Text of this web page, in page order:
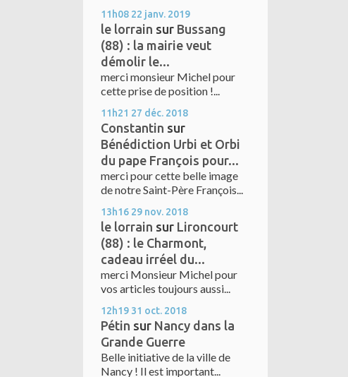
11h08 22 janv. 2019
le lorrain sur Bussang
(88) : la mairie veut
démolir le...
merci monsieur Michel pour
cette prise de position !...
11h21 27 déc. 2018
Constantin sur
Bénédiction Urbi et Orbi
du pape François pour...
merci pour cette belle image
de notre Saint-Père François...
13h16 29 nov. 2018
le lorrain sur Lironcourt
(88) : le Charmont,
cadeau irréel du...
merci Monsieur Michel pour
vos articles toujours aussi...
12h19 31 oct. 2018
Pétin sur Nancy dans la
Grande Guerre
Belle initiative de la ville de
Nancy ! Il est important...